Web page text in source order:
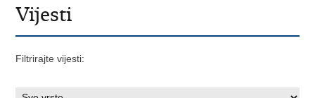
Vijesti
Filtrirajte vijesti: